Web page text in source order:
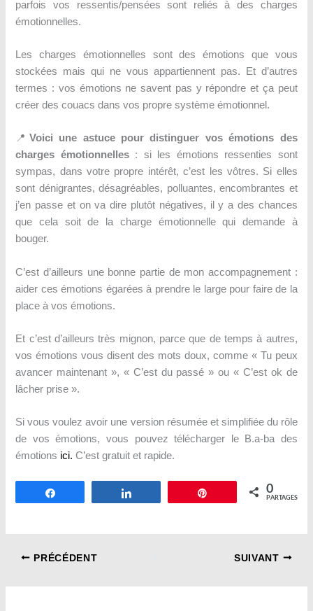
parfois vos ressentis/pensées sont reliés à des charges
émotionnelles.
Les charges émotionnelles sont des émotions que vous
stockées mais qui ne vous appartiennent pas. Et d’autres
termes : vos émotions ne savent pas y répondre et ça peut
créer des couacs dans vos propre système émotionnel.
📍 Voici une astuce pour distinguer vos émotions des
charges émotionnelles : si les émotions ressenties sont
sympas, dans votre propre intérêt, c’est les vôtres. Si elles
sont dénigrantes, désagréables, polluantes, encombrantes et
j’en passe et on va dire plutôt négatives, il y a des chances
que cela soit de la charge émotionnelle qui demande à
bouger.
C’est d’ailleurs une bonne partie de mon accompagnement :
aider ces émotions égarées à prendre le large pour faire de la
place à vos émotions.
Et c’est d’ailleurs très mignon, parce que de temps à autres,
vos émotions vous disent des mots doux, comme « Tu peux
avancer maintenant », « C’est du passé » ou « C’est ok de
lâcher prise ».
Si vous voulez avoir une version résumée et simplifiée du rôle
de vos émotions, vous pouvez télécharger le B.a-ba des
émotions ici. C’est gratuit et rapide.
0
PARTAGES
PRÉCÉDENT SUIVANT